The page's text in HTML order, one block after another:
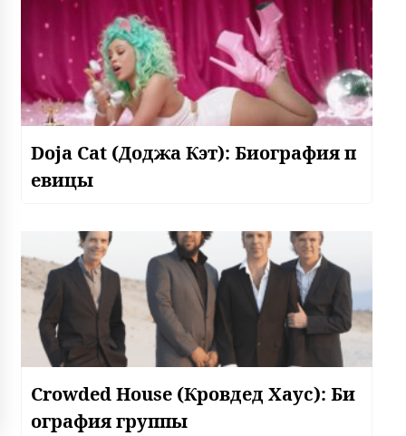
Doja Cat (Доджа Кэт): Биография п
евицы
Crowded House (Кровдед Хаус): Би
ография группы